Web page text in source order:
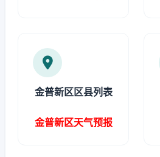
金普新区区县列表
金普新区天气预报